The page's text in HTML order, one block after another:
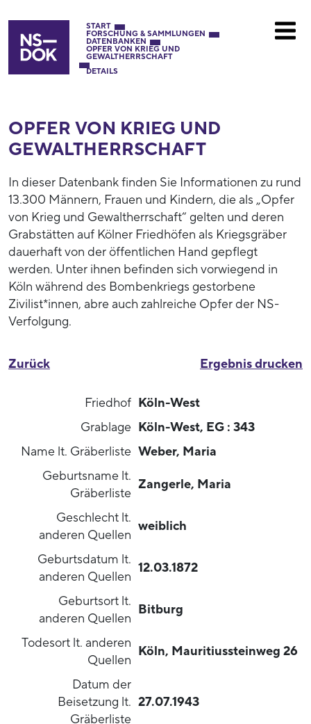
START
FORSCHUNG & SAMMLUNGEN
DATENBANKEN
OPFER VON KRIEG UND
GEWALTHERRSCHAFT
DETAILS
OPFER VON KRIEG UND
GEWALTHERRSCHAFT
In dieser Datenbank finden Sie Informationen zu rund
13.300 Männern, Frauen und Kindern, die als „Opfer
von Krieg und Gewaltherrschaft“ gelten und deren
Grabstätten auf Kölner Friedhöfen als Kriegsgräber
dauerhaft von der öffentlichen Hand gepflegt
werden. Unter ihnen befinden sich vorwiegend in
Köln während des Bombenkriegs gestorbene
Zivilist*innen, abre auch zahlreiche Opfer der NS-
Verfolgung.
Ergebnis drucken
Zurück
Friedhof Köln-West
Grablage Köln-West, EG : 343
Name lt. Gräberliste Weber, Maria
Geburtsname lt.
Gräberliste
Zangerle, Maria
Geschlecht lt.
anderen Quellen
weiblich
Geburtsdatum lt.
anderen Quellen
12.03.1872
Geburtsort lt.
anderen Quellen
Bitburg
Todesort lt. anderen
Quellen
Köln, Mauritiussteinweg 26
Datum der
Beisetzung lt.
Gräberliste
27.07.1943